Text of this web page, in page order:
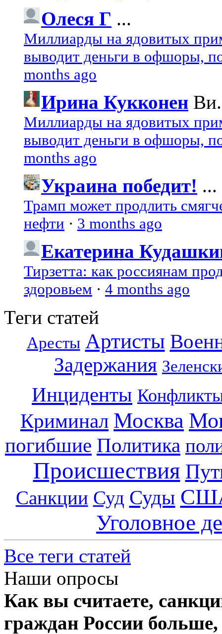
Олеся Г ...
Миллиарды на ядовитых
выводит деньги в офшоры,
months ago
Ирина Кукконен
Миллиарды на ядовитых
выводит деньги в офшоры,
months ago
Украина победит! ...
Трамп может продлить
нефти · 3 months ago
Екатерина
Тирзетта: как россиянам
здоровьем · 4 months ago
Теги статей
Аресты Артисты
Задержания
Инциденты
Криминал Москва
погибшие Политика
Происшествия
Санкции Суд Суды
Уголовное
Все теги статей
Наши опросы
Как вы считаете,
граждан России